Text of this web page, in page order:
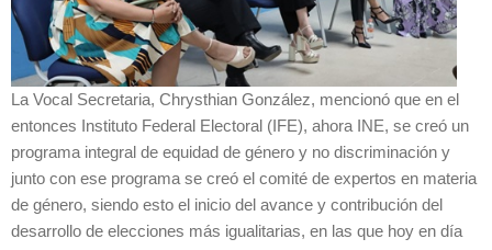
La Vocal Secretaria, Chrysthian González, mencionó que en el
entonces Instituto Federal Electoral (IFE), ahora INE, se creó un
programa integral de equidad de género y no discriminación y
junto con ese programa se creó el comité de expertos en materia
de género, siendo esto el inicio del avance y contribución del
desarrollo de elecciones más igualitarias, en las que hoy en día